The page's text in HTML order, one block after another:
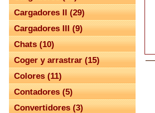
Cargadores II (29)
Cargadores III (9)
Chats (10)
Coger y arrastrar (15)
Colores (11)
Contadores (5)
Convertidores (3)